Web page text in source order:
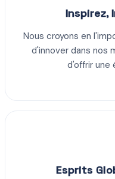
Inspirez,
Nous croyons en
d'innover dans nos
d'offrir une
Esprits